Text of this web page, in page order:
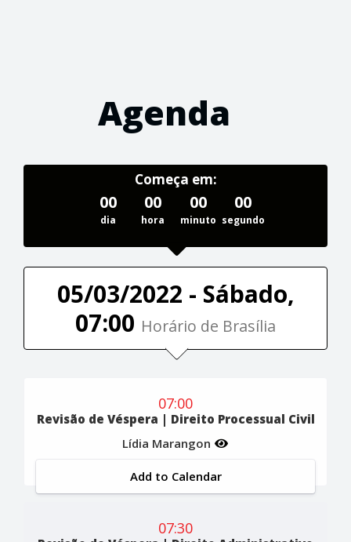
Agenda
Começa em:
00
dia
00
hora
00
minuto
00
segundo
05/03/2022 - Sábado,
07:00 Horário de Brasília
07:00
Revisão de Véspera | Direito Processual Civil
Lídia Marangon
Add to Calendar
07:30